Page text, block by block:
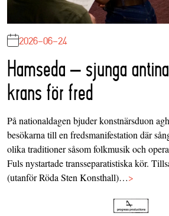
2026-06-24
Hamseda – sjunga
krans för fred
På nationaldagen bjuder konstnärsduon
besökarna till en fredsmanifestation där
olika traditioner såsom folkmusik och
Fuls nystartade transseparatistiska kör.
(utanför Röda Sten Konsthall)…>